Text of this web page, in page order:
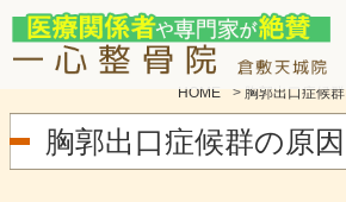
HOME >胸郭出口症候群
胸郭出口症候群の原因